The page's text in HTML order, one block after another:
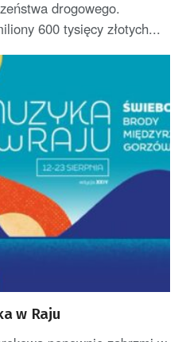
drogowego.
600 tysięcy złotych...
w Raju